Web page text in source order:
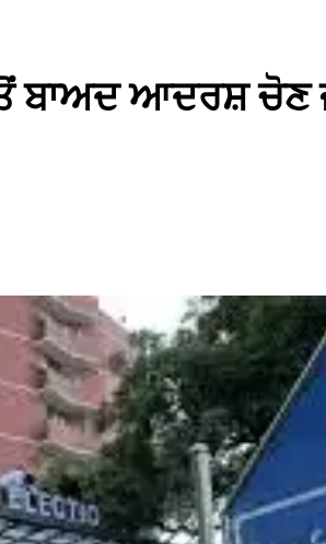
ਬਾਅਦ ਆਦਰਸ਼ ਚੋਣ